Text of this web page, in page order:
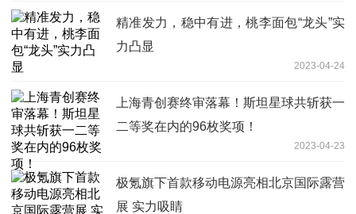
精准发力，稳中有进，桃李面包“龙头”实
力凸显
2023-04-24
上海青创赛终审落幕！斯坦星球共斩获一
二等奖在内的96枚奖项！
2023-04-23
极氪旗下首款移动电源亮相北京国际露营
展 实力吸睛